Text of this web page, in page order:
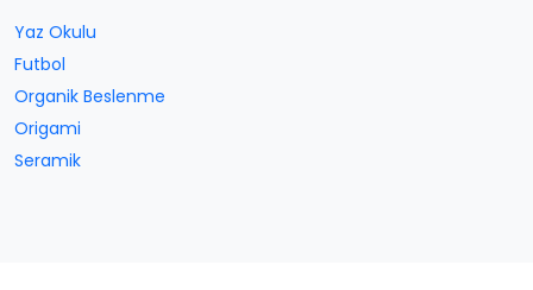
Yaz Okulu
Futbol
Organik Beslenme
Origami
Seramik